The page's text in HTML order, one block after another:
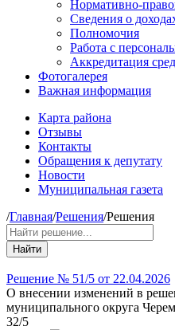
Нормативно-
Сведения о
Полномочия
Работа с
Аккредитация
Фотогалерея
Важная информация
Карта района
Отзывы
Контакты
Обращения к депутату
Новости
Муниципальная газета
/Главная/Решения/Решения
Найти
Решение № 51/5 от 22.04.2026
О внесении изменений в
муниципального округа
32/5